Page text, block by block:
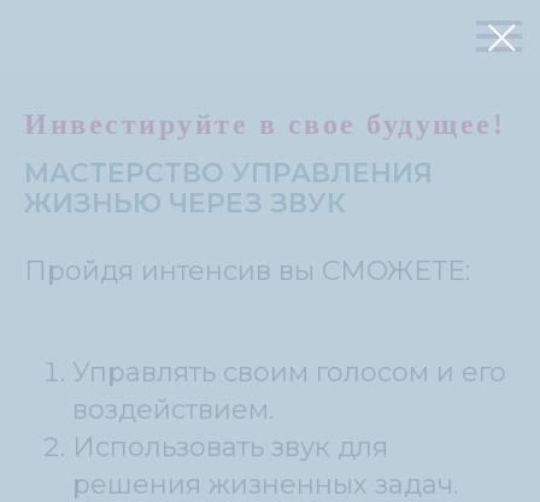
Инвестируйте в свое будущее!
МАСТЕРСТВО УПРАВЛЕНИЯ
ЖИЗНЬЮ ЧЕРЕЗ ЗВУК
Пройдя интенсив вы СМОЖЕТЕ:
Управлять своим голосом и его
воздействием.
Использовать звук для
решения жизненных задач.